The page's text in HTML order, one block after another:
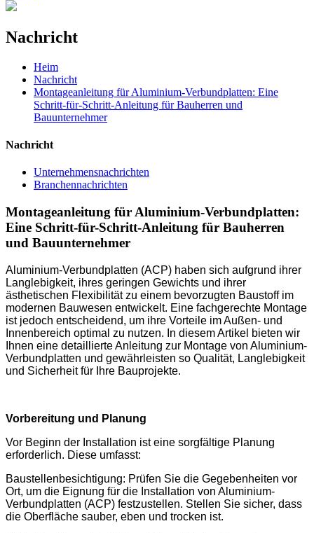
Nachricht
Heim
Nachricht
Montageanleitung für Aluminium-Verbundplatten: Eine
Schritt-für-Schritt-Anleitung für Bauherren und
Bauunternehmer
Nachricht
Unternehmensnachrichten
Branchennachrichten
Montageanleitung für Aluminium-Verbundplatten:
Eine Schritt-für-Schritt-Anleitung für Bauherren
und Bauunternehmer
Aluminium-Verbundplatten (ACP) haben sich aufgrund ihrer
Langlebigkeit, ihres geringen Gewichts und ihrer
ästhetischen Flexibilität zu einem bevorzugten Baustoff im
modernen Bauwesen entwickelt. Eine fachgerechte Montage
ist jedoch entscheidend, um ihre Vorteile im Außen- und
Innenbereich optimal zu nutzen. In diesem Artikel bieten wir
Ihnen eine detaillierte Anleitung zur Montage von Aluminium-
Verbundplatten und gewährleisten so Qualität, Langlebigkeit
und Sicherheit für Ihre Bauprojekte.
Vorbereitung und Planung
Vor Beginn der Installation ist eine sorgfältige Planung
erforderlich. Diese umfasst:
Baustellenbesichtigung: Prüfen Sie die Gegebenheiten vor
Ort, um die Eignung für die Installation von Aluminium-
Verbundplatten (ACP) festzustellen. Stellen Sie sicher, dass
die Oberfläche sauber, eben und trocken ist.